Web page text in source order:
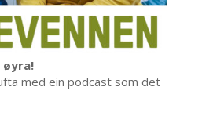
øyra!
med ein podcast som det